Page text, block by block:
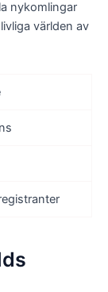
nykomlingar
världen av